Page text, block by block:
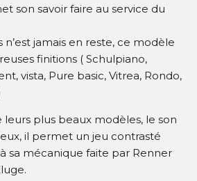
son savoir faire au service du
n’est jamais en reste, ce modèle
finitions ( Schulpiano,
vista, Pure basic, Vitrea, Rondo,
leurs plus beaux modèles, le son
il permet un jeu contrasté
sa mécanique faite par Renner